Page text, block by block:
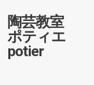
陶芸教室
ポティエ
potier